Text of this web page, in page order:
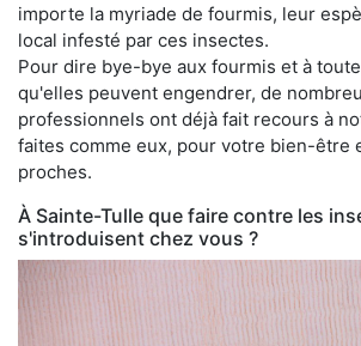
importe la myriade de fourmis, leur
local infesté par ces insectes.
Pour dire bye-bye aux fourmis et à
qu'elles peuvent engendrer, de
professionnels ont déjà fait recours à
faites comme eux, pour votre bien-être
proches.
À Sainte-Tulle que faire contre les
s'introduisent chez vous ?